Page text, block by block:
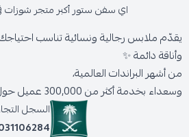
اي سفن ستور أكبر متجر شوزات
يقدّم ملابس رجالية ونسائية تناسب
وأناقة دائمة ✨
من أشهر البراندات العالمية،
وسعداء بخدمة أكثر من 300,000 عميل حول المملكة.
السجل